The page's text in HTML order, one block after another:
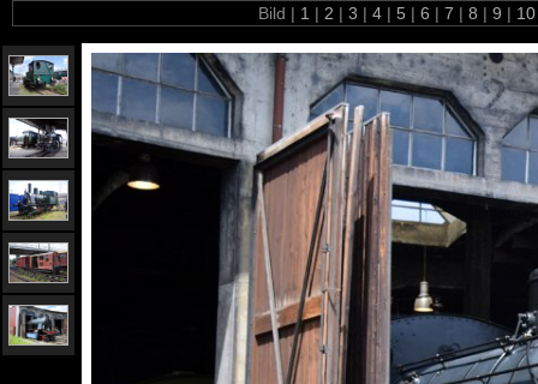
Bild | 1 | 2 | 3 | 4 | 5 | 6 | 7 | 8 | 9 |